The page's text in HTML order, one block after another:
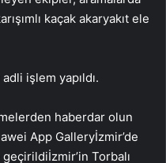
kaçak akaryakıt ele
işlem yapıldı.
haberdar olun
İzmir’de
Torbalı